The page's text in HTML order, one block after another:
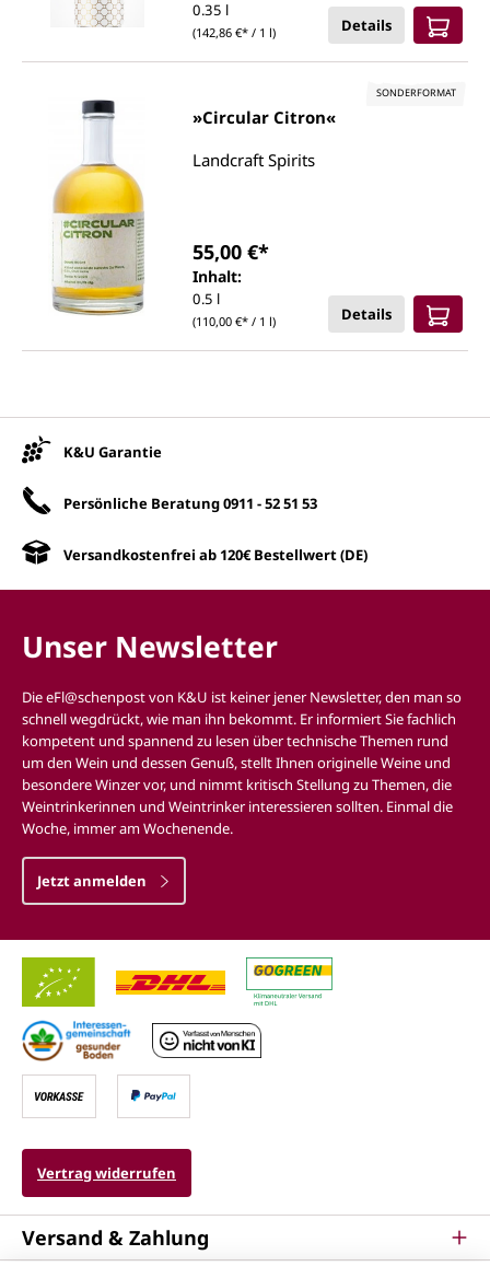
0.35 l
(142,86 €* / 1 l) Details
SONDERFORMAT
»Circular Citron«
Landcraft Spirits
Inhalt:
0.5 l
(110,00 €* / 1 l)
55,00 €*
Details
K&U Garantie
Persönliche Beratung0911 - 52 51 53
Versandkostenfrei ab 120€ Bestellwert (DE)
Unser Newsletter
Die eFl@schenpost von K&U ist keiner jener Newsletter, den man so
schnell wegdrückt, wie man ihn bekommt. Er informiert Sie fachlich
kompetent und spannend zu lesen über technische Themen rund
um den Wein und dessen Genuß, stellt Ihnen originelle Weine und
besondere Winzer vor, und nimmt kritisch Stellung zu Themen, die
Weintrinkerinnen und Weintrinker interessieren sollten. Einmal die
Woche, immer am Wochenende.
Jetzt anmelden
Vertrag widerrufen
Versand & Zahlung